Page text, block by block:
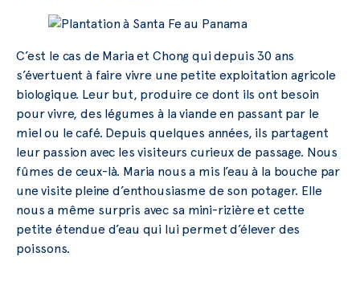
C’est le cas de Maria et Chong qui depuis 30 ans
s’évertuent à faire vivre une petite exploitation agricole
biologique. Leur but, produire ce dont ils ont besoin
pour vivre, des légumes à la viande en passant par le
miel ou le café. Depuis quelques années, ils partagent
leur passion avec les visiteurs curieux de passage. Nous
fûmes de ceux-là. Maria nous a mis l’eau à la bouche par
une visite pleine d’enthousiasme de son potager. Elle
nous a même surpris avec sa mini-rizière et cette
petite étendue d’eau qui lui permet d’élever des
poissons.